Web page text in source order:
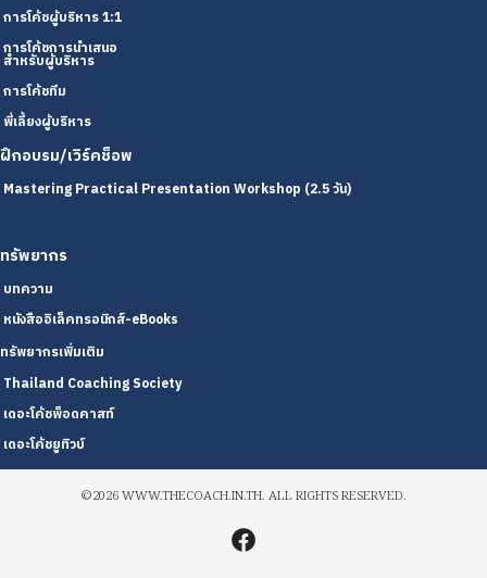
การโค้ชผู้บริหาร 1:1
การโค้ชการนำเสนอ
สำหรับผู้บริหาร
การโค้ชทีม
พี่เลี้ยงผู้บริหาร
ฝึกอบรม/เวิร์คช็อพ
Mastering Practical Presentation Workshop (2.5 วัน)
ทรัพยากร
บทความ
หนังสืออิเล็คทรอนิกส์-eBooks
ทรัพยากรเพิ่มเติม
Thailand Coaching Society
เดอะโค้ชพ็อดคาสท์
เดอะโค้ชยูทิวบ์
©2026 WWW.THECOACH.IN.TH. ALL RIGHTS RESERVED.